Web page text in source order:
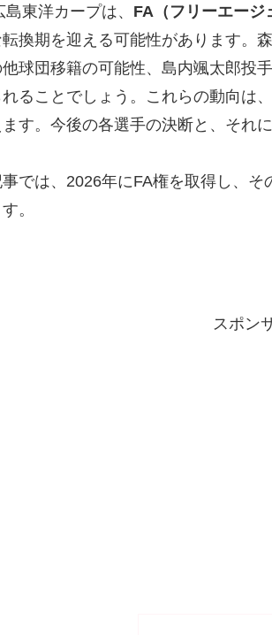
東洋カープは、 FA（フリーエージ
換期を迎える可能性があります。
球団移籍の可能性、島内颯太郎投
ることでしょう。これらの動向は
す。今後の各選手の決断と、それ
では、2026年にFA権を取得し、
。
スポン